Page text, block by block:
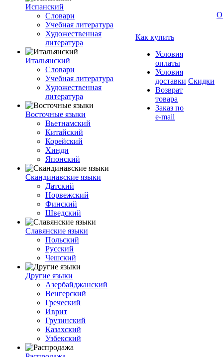
Испанский
Словари
Учебная литература
Художественная
литература
Итальянский
Словари
Учебная литература
Художественная
литература
Восточные языки
Вьетнамский
Китайский
Корейский
Хинди
Японский
Скандинавские языки
Датский
Норвежский
Финский
Шведский
Славянские языки
Польский
Русский
Чешский
Другие языки
Азербайджанский
Венгерский
Греческий
Иврит
Грузинский
Казахский
Узбекский
Как купить
Условия
оплаты
Условия
доставки
Возврат
товара
Заказ по
e-mail
Скидки
О